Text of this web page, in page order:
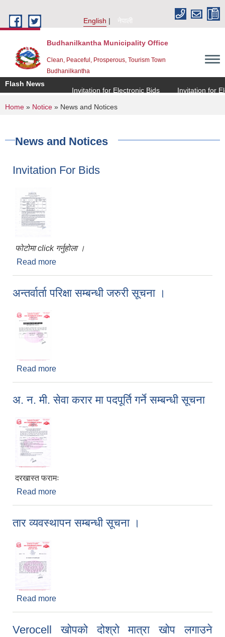
English
नेपाली
Budhanilkantha Municipality Office
Clean, Peaceful, Prosperous, Tourism Town
Budhanilkantha
Flash News
Invitation for Electronic Bids
Invitation for
You are here
Home » Notice » News and Notices
News and Notices
Invitation For Bids
फोटोमा click गर्नुहोला ।
Read more
अन्तर्वार्ता परिक्षा सम्बन्धी जरुरी सूचना ।
Read more
अ. न. मी. सेवा करार मा पदपूर्ति गर्ने सम्बन्धी सूचना
दरखास्त फरामः
Read more
तार व्यवस्थापन सम्बन्धी सूचना ।
Read more
Verocell खोपको दोश्रो मात्रा खोप लगाउने